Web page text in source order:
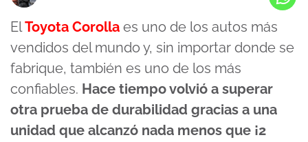
ElToyota Corolla es uno de los autos más
vendidos del mundo y, sin importar donde se
fabrique, también es uno de los más
confiables. Hace tiempo volvió a superar
otra prueba de durabilidad gracias a una
unidad que alcanzó nada menos que ¡2